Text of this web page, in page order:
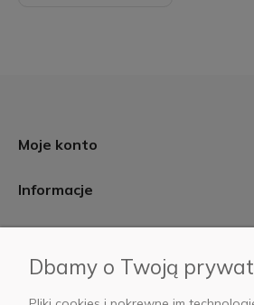
Moje konto
Informacje
AB Foto
Dbamy o Twoją